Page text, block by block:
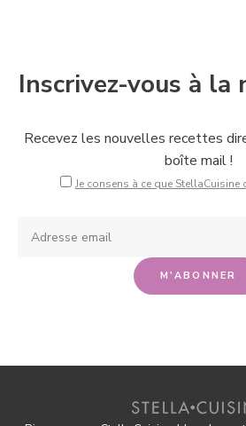
Inscrivez-vous à
Recevez les nouvelles recettes
boîte mail !
Je consens à ce que